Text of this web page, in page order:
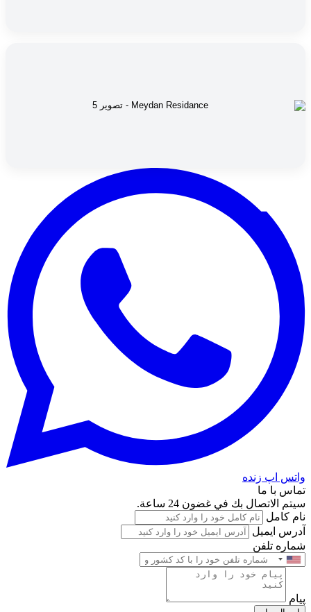
واتس اپ زنده
تماس با ما
سيتم الاتصال بك في غضون 24 ساعة.
نام کامل
آدرس ایمیل
شماره تلفن
پیام